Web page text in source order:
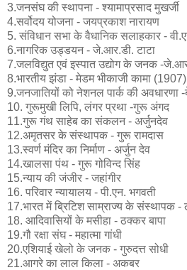
3.जनसंघ की स्थापना - श्यामाप्रसाद मुखर्जी
4.सर्वोदय योजना - जयप्रकाश नारायण
5. संविधान सभा के वैधानिक सलाहकार -
6.नागरिक उड्डयन - जे.आर.डी. टाटा
7.जलविद्युत एवं इस्पात उद्योग के जनक -
8.भारतीय झंडा - मेडम भीकाजी कामा (1907)
9.जनजातियों को नेशनल पार्क की अवधारणा -
10. गुरूमुखी लिपि, लंगर प्रथा -गुरू अंगद
11.गुरू गंथ साहेब का संकलन - अर्जुनदेव
12.अमृतसर के संस्थापक - गुरू रामदास
13.स्वर्ण मंदिर का निर्माण - अर्जुन देव
14.खालसा पंथ - गुरू गोविन्द सिंह
15.न्याय की जंजीर - जहांगीर
16. परिवार न्यायालय - पी.एन. भगवती
17.भारत में ब्रिटिश साम्राज्य के संस्थापक -
18. आदिवासियों के मसीहा - ठक्कर बापा
19.गौ रक्षा संघ - महात्मा गांधी
20.एशियाई खेलो के जनक - गुरुदत्त सोधी
21.आगरे का लाल किला - अकबर